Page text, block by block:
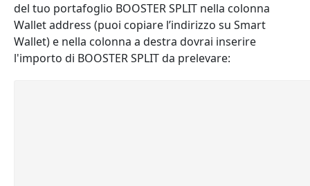
del tuo portafoglio BOOSTER SPLIT nella colonna
Wallet address (puoi copiare l’indirizzo su Smart
Wallet) e nella colonna a destra dovrai inserire
l'importo di BOOSTER SPLIT da prelevare: